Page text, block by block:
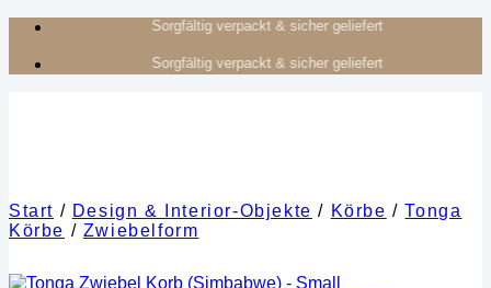
Zum
springen
Authentisches Kunsthandwerk aus Afrika
Authentisches Kunsthandwerk aus Afrika
Start / Design & Interior-Objekte / Körbe / Tonga
Körbe / Zwiebelform